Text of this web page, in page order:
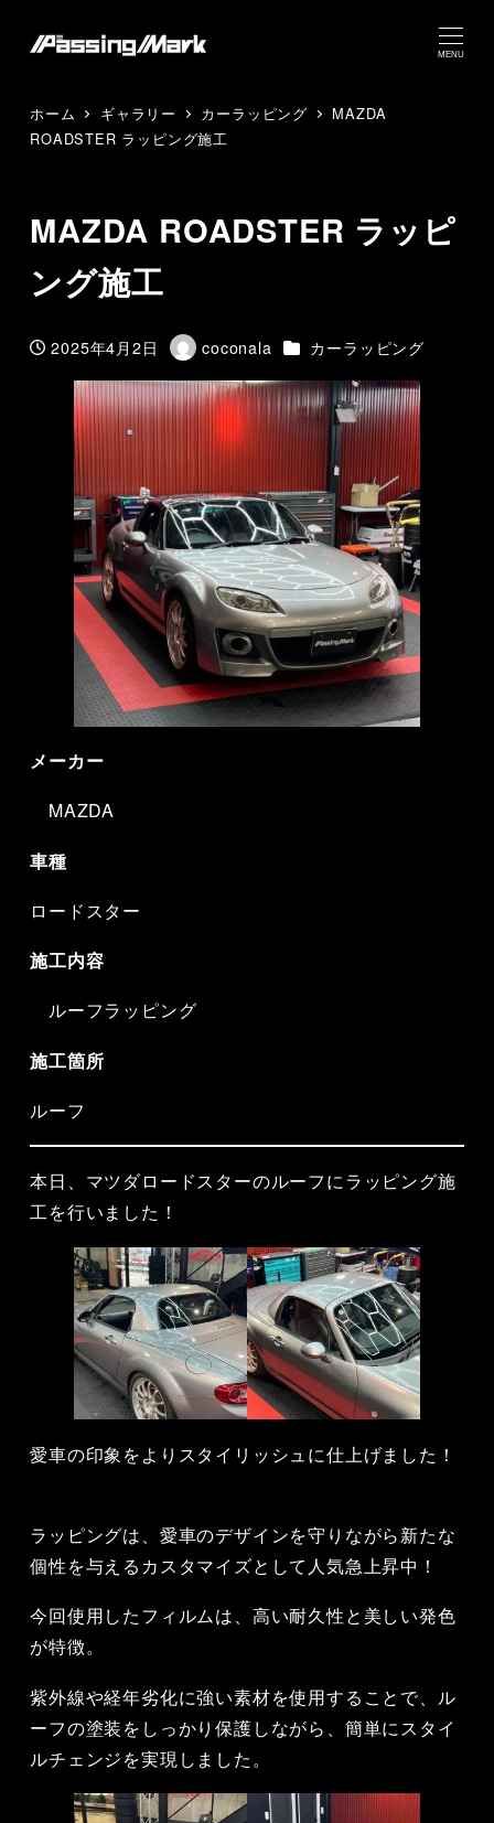
MENU
ホーム ギャラリー カーラッピング
MAZDA
ROADSTER ラッピング施工
MAZDA ROADSTER ラッピ
ング施工
投稿日
2025年4月2日
著
者
coconala カテゴリー
カーラッピング
メーカー
MAZDA
車種
ロードスター
施工内容
ルーフラッピング
施工箇所
ルーフ
本日、マツダロードスターのルーフにラッピング施
工を行いました！
愛車の印象をよりスタイリッシュに仕上げました！
ラッピングは、愛車のデザインを守りながら新たな
個性を与えるカスタマイズとして人気急上昇中！
今回使用したフィルムは、高い耐久性と美しい発色
が特徴。
紫外線や経年劣化に強い素材を使用することで、ル
ーフの塗装をしっかり保護しながら、簡単にスタイ
ルチェンジを実現しました。